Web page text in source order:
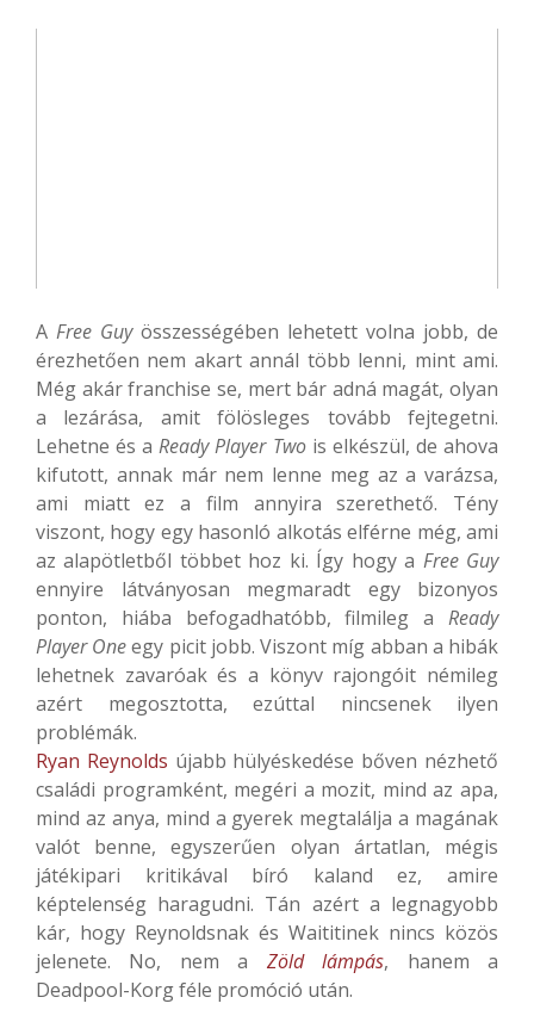
A Free Guyösszességében lehetett volna jobb, de
érezhetően nem akart annál több lenni, mint ami.
Még akár franchise se, mert bár adná magát, olyan
a lezárása, amit fölösleges tovább fejtegetni.
Lehetne és aReady Player Twois elkészül, de ahova
kifutott, annak már nem lenne meg az a varázsa,
ami miatt ez a film annyira szerethető. Tény
viszont, hogy egy hasonló alkotás elférne még, ami
az alapötletből többet hoz ki. Így hogy a Free Guy
ennyire látványosan megmaradt egy bizonyos
ponton, hiába befogadhatóbb, filmileg a Ready
Player Oneegy picit jobb. Viszont míg abban a hibák
lehetnek zavaróak és a könyv rajongóit némileg
azért megosztotta, ezúttal nincsenek ilyen
problémák.
Ryan Reynolds újabb hülyéskedése bőven nézhető
családi programként, megéri a mozit, mind az apa,
mind az anya, mind a gyerek megtalálja a magának
valót benne, egyszerűen olyan ártatlan, mégis
játékipari kritikával bíró kaland ez, amire
képtelenség haragudni. Tán azért a legnagyobb
kár, hogy Reynoldsnak és Waititinek nincs közös
jelenete. No, nem a Zöld lámpás, hanem a
Deadpool-Korg féle promóció után.